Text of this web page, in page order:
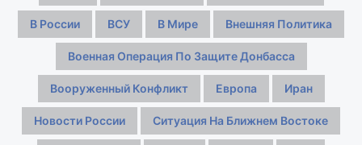
В России ВСУ В Мире Внешняя Политика
Военная Операция По Защите Донбасса
Вооруженный Конфликт Европа Иран
Новости России Ситуация На Ближнем Востоке